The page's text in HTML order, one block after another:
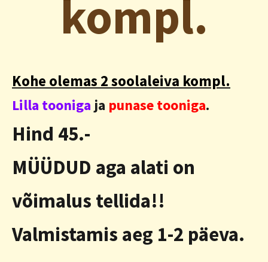
kompl.
Kohe olemas 2 soolaleiva kompl.
Lilla tooniga ja punase tooniga.
Hind 45.-
MÜÜDUD aga alati on
võimalus tellida!!
Valmistamis aeg 1-2 päeva.